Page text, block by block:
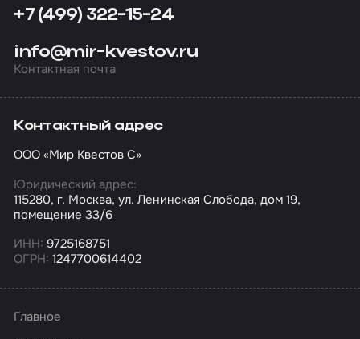
+7 (499) 322-15-24
info@mir-kvestov.ru
Контактная почта
Контактный адрес
ООО «Мир Квестов С»
Юридический адрес:
115280, г. Москва, ул. Ленинская Слобода, дом 19,
помещение 33/6
ИНН: 9725168751
ОГРН: 1247700614402
Главное